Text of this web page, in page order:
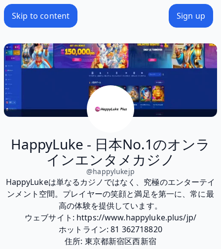
Skip to content Sign up
HappyLuke - 日本No.1のオンラ
インエンタメカジノ
@happylukejp
HappyLukeは単なるカジノではなく、究極のエンターテイ
ンメント空間。プレイヤーの笑顔と満足を第一に、常に最
高の体験を提供しています。
ウェブサイト: https://www.happyluke.plus/jp/
ホットライン: 81 362718820
住所: 東京都新宿区西新宿